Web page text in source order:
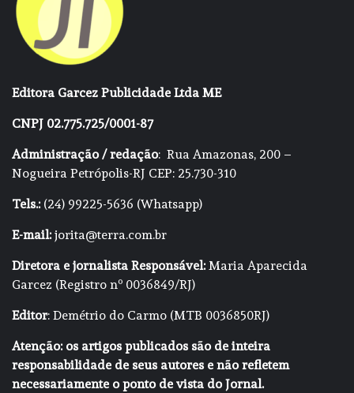
Editora Garcez Publicidade Ltda ME
CNPJ 02.775.725/0001-87
Administração / redação: Rua Amazonas, 200 –
Nogueira Petrópolis-RJ CEP: 25.730-310
Tels.:(24) 99225-5636 (Whatsapp)
E-mail:jorita@terra.com.br
Diretora e jornalista Responsável:Maria Aparecida
Garcez (Registro nº 0036849/RJ)
Editor: Demétrio do Carmo (MTB 0036850RJ)
Atenção: os artigos publicados são de inteira
responsabilidade de seus autores e não refletem
necessariamente o ponto de vista do Jornal.